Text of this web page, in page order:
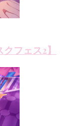
フェス2】